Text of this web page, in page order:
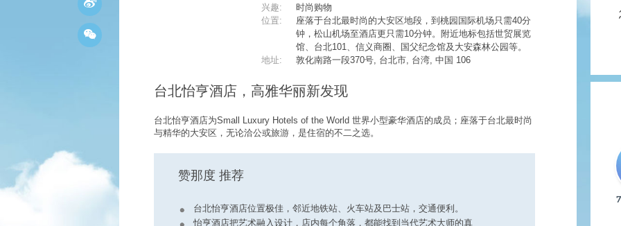
兴趣:
时尚购物
位置:
座落于台北最时尚的大安区地段，到桃园国际机场只需40分
钟，松山机场至酒店更只需10分钟。附近地标包括世贸展览
馆、台北101、信义商圈、国父纪念馆及大安森林公园等。
地址:
敦化南路一段370号, 台北市, 台湾, 中国 106
台北怡亨酒店，高雅华丽新发现
台北怡亨酒店为Small Luxury Hotels of the World 世界小型豪华酒店的成员；座落于台北最时尚
与精华的大安区，无论洽公或旅游，是住宿的不二之选。
赞那度 推荐
台北怡亨酒店位置极佳，邻近地铁站、火车站及巴士站，交通便利。
怡亨酒店把艺术融入设计，店内每个角落，都能找到当代艺术大师的真